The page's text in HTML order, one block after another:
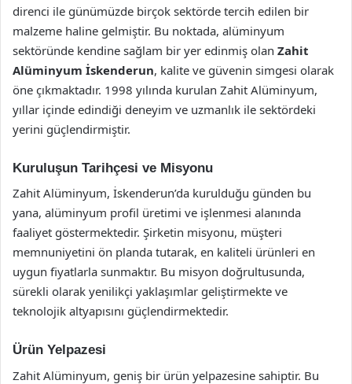
direnci ile günümüzde birçok sektörde tercih edilen bir
malzeme haline gelmiştir. Bu noktada, alüminyum
sektöründe kendine sağlam bir yer edinmiş olan Zahit
Alüminyum İskenderun, kalite ve güvenin simgesi olarak
öne çıkmaktadır. 1998 yılında kurulan Zahit Alüminyum,
yıllar içinde edindiği deneyim ve uzmanlık ile sektördeki
yerini güçlendirmiştir.
Kuruluşun Tarihçesi ve Misyonu
Zahit Alüminyum, İskenderun’da kurulduğu günden bu
yana, alüminyum profil üretimi ve işlenmesi alanında
faaliyet göstermektedir. Şirketin misyonu, müşteri
memnuniyetini ön planda tutarak, en kaliteli ürünleri en
uygun fiyatlarla sunmaktır. Bu misyon doğrultusunda,
sürekli olarak yenilikçi yaklaşımlar geliştirmekte ve
teknolojik altyapısını güçlendirmektedir.
Ürün Yelpazesi
Zahit Alüminyum, geniş bir ürün yelpazesine sahiptir. Bu